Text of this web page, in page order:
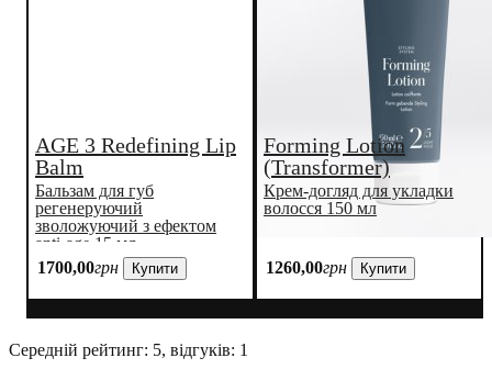
AGE 3 Redefining Lip
Balm
Бальзам для губ
регенеруючий
зволожуючий з ефектом
anti-age 15 мл.
1700,00грн Купити
Forming Lotion
(Transformer)
Крем-догляд для укладки
волосся 150 мл
1260,00грн Купити
Середній рейтинг: 5, відгуків: 1